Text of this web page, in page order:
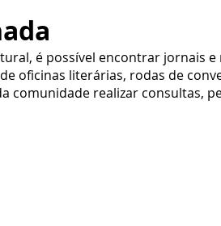
é possível encontrar jornais
oficinas literárias, rodas de
comunidade realizar consultas,